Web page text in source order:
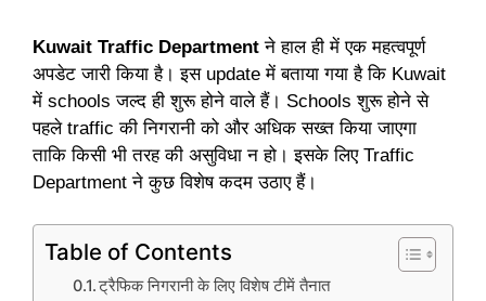
Kuwait Traffic Department ने हाल ही में एक महत्वपूर्ण
अपडेट जारी किया है। इस update में बताया गया है कि Kuwait
में schools जल्द ही शुरू होने वाले हैं। Schools शुरू होने से
पहले traffic की निगरानी को और अधिक सख्त किया जाएगा
ताकि किसी भी तरह की असुविधा न हो। इसके लिए Traffic
Department ने कुछ विशेष कदम उठाए हैं।
Table of Contents
ट्रैफिक निगरानी के लिए विशेष टीमें तैनात